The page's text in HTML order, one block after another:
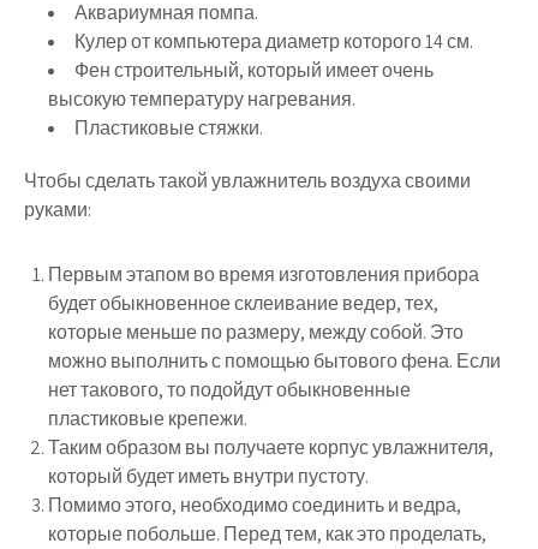
Аквариумная помпа.
Кулер от компьютера диаметр которого 14 см.
Фен строительный, который имеет очень
высокую температуру нагревания.
Пластиковые стяжки.
Чтобы сделать такой увлажнитель воздуха своими
руками:
Первым этапом во время изготовления прибора
будет обыкновенное склеивание ведер, тех,
которые меньше по размеру, между собой. Это
можно выполнить с помощью бытового фена. Если
нет такового, то подойдут обыкновенные
пластиковые крепежи.
Таким образом вы получаете корпус увлажнителя,
который будет иметь внутри пустоту.
Помимо этого, необходимо соединить и ведра,
которые побольше. Перед тем, как это проделать,